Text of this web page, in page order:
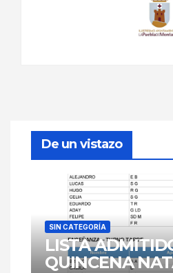
De un vistazo
SIN CATEGORÍA
LISTA
QUINCENA